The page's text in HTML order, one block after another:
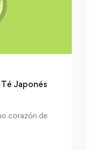
Japonés
corazón de